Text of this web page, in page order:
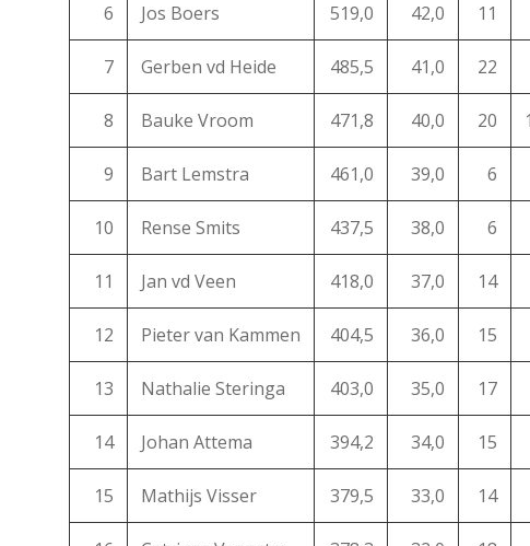
6 Jos Boers 519,0 42,0 11
7 Gerben vd Heide 485,5 41,0 22
8 Bauke Vroom 471,8 40,0 20
9 Bart Lemstra 461,0 39,0 6
10 Rense Smits 437,5 38,0 6
11 Jan vd Veen 418,0 37,0 14
12 Pieter van Kammen 404,5 36,0 15
13 Nathalie Steringa 403,0 35,0 17
14 Johan Attema 394,2 34,0 15
15 Mathijs Visser 379,5 33,0 14